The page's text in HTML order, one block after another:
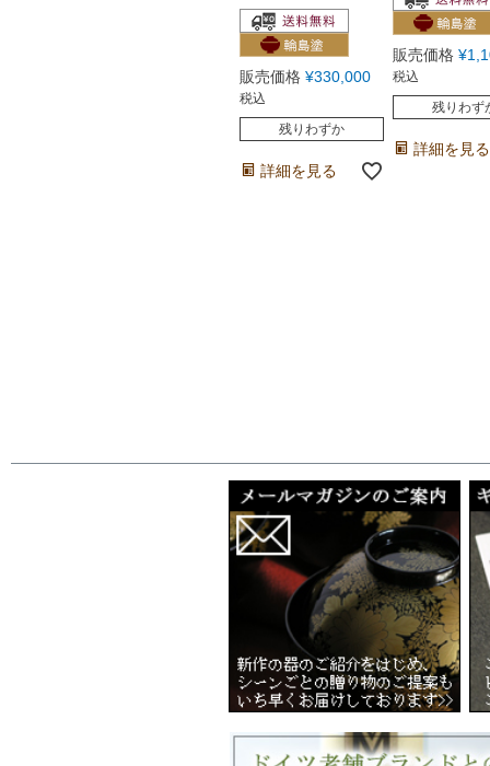
販売価格 ¥330,000
税込
残りわずか
詳細を見る
販売価格 ¥
税込
残りわず
詳細を見る